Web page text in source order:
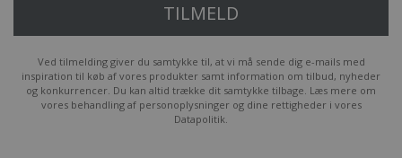
TILMELD
Ved tilmelding giver du samtykke til, at vi må sende dig e-mails med
inspiration til køb af vores produkter samt information om tilbud, nyheder
og konkurrencer. Du kan altid trække dit samtykke tilbage. Læs mere om
vores behandling af personoplysninger og dine rettigheder i vores
Datapolitik.